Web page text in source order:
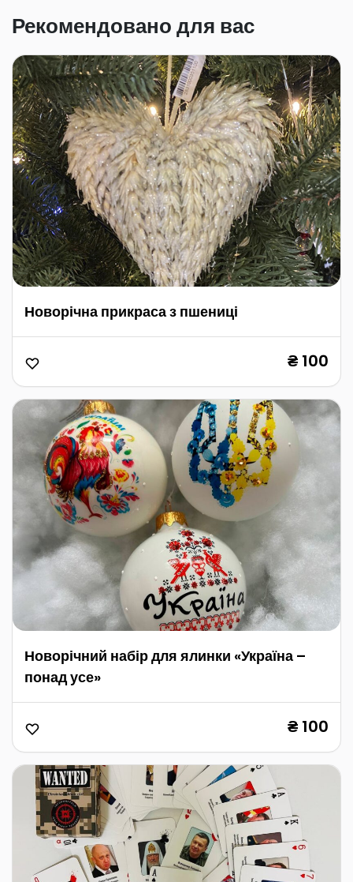
Рекомендовано для вас
Новорічна прикраса з пшениці
₴ 100
Новорічний набір для ялинки «Україна –
понад усе»
₴ 100